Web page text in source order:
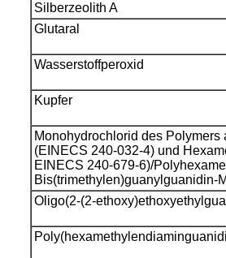
Silberzeolith A
Glutaral
Wasserstoffperoxid
Kupfer
Monohydrochlorid des
(EINECS 240-032-4) und
EINECS 240-679-6)/
Bis(trimethylen)guanylguanidin-
Oligo(2-(2-